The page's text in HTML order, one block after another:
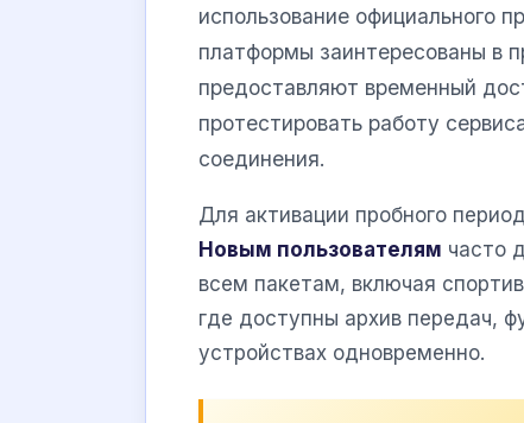
использование официального
платформы заинтересованы в
предоставляют временный
протестировать работу
соединения.
Для активации пробного
Новым пользователям часто
всем пакетам, включая
где доступны архив передач,
устройствах одновременно.